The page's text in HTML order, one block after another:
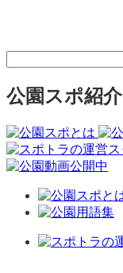
公園スポ紹介